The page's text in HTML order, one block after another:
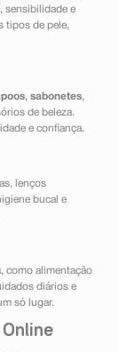
sensibilidade e
tipos de pele,
, sabonetes,
de beleza.
e confiança.
lenços
bucal e
como alimentação
diários e
só lugar.